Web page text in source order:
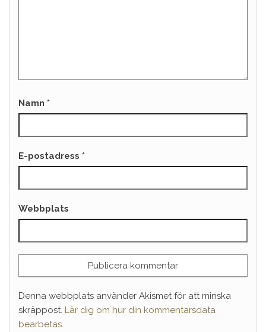
Namn *
E-postadress *
Webbplats
Denna webbplats använder Akismet för att minska
skräppost. Lär dig om hur din kommentarsdata
bearbetas.